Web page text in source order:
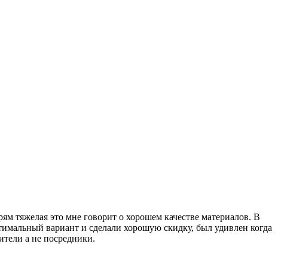
тяжелая это мне говорит о хорошем качестве материалов. В
вариант и сделали хорошую скидку, был удивлен когда
а не посредники.